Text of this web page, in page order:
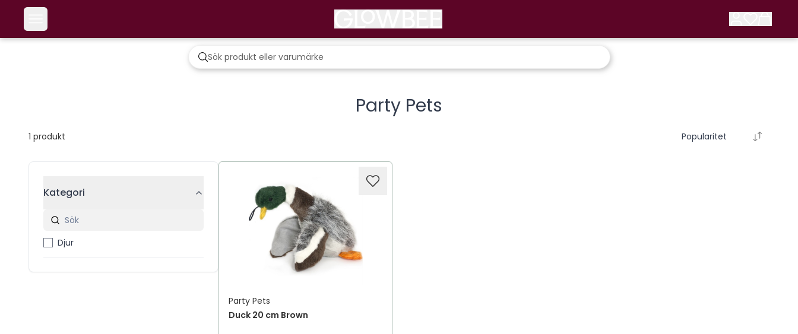
Party Pets
1 produkt Popularitet
Kategori
Djur
Party Pets
Duck 20 cm Brown